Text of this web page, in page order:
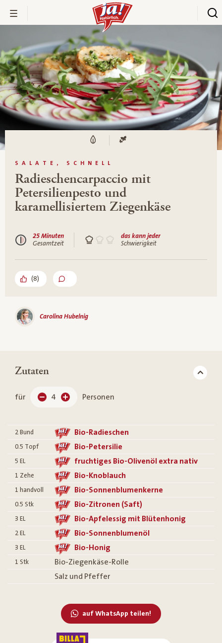
SALATE, SCHNELL
Radieschencarpaccio mit
Petersilienpesto und
karamellisiertem Ziegenkäse
25 Minuten
Gesamtzeit
das kann jeder
Schwierigkeit
(8)
Carolina Hubelnig
Zutaten
für 4 Personen
2 Bund Bio-Radieschen
0.5 Topf Bio-Petersilie
5 EL fruchtiges Bio-Olivenöl extra nativ
1 Zehe Bio-Knoblauch
1 handvoll Bio-Sonnenblumenkerne
0.5 Stk Bio-Zitronen (Saft)
3 EL Bio-Apfelessig mit Blütenhonig
2 EL Bio-Sonnenblumenöl
3 EL Bio-Honig
1 Stk
Bio-Ziegenkäse-Rolle
Salz und Pfeffer
auf WhatsApp teilen!